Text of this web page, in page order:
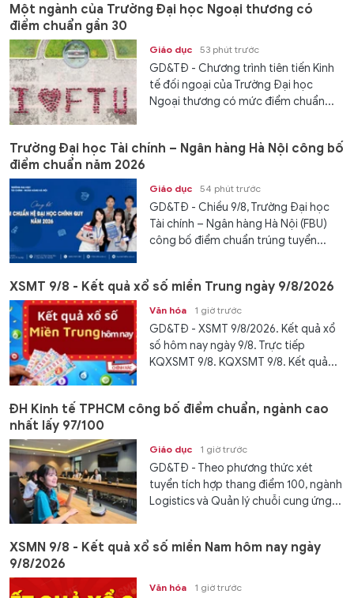
Một ngành của Trường Đại học Ngoại thương có
điểm chuẩn gần 30
Giáo dục 53 phút trước
GD&TĐ - Chương trình tiên tiến Kinh
tế đối ngoại của Trường Đại học
Ngoại thương có mức điểm chuẩn...
Trường Đại học Tài chính – Ngân hàng Hà Nội công bố
điểm chuẩn năm 2026
Giáo dục 54 phút trước
GD&TĐ - Chiều 9/8, Trường Đại học
Tài chính – Ngân hàng Hà Nội (FBU)
công bố điểm chuẩn trúng tuyển...
XSMT 9/8 - Kết quả xổ số miền Trung ngày 9/8/2026
Văn hóa 1 giờ trước
GD&TĐ - XSMT 9/8/2026. Kết quả xổ
số hôm nay ngày 9/8. Trực tiếp
KQXSMT 9/8. KQXSMT 9/8. Kết quả...
ĐH Kinh tế TPHCM công bố điểm chuẩn, ngành cao
nhất lấy 97/100
Giáo dục 1 giờ trước
GD&TĐ - Theo phương thức xét
tuyển tích hợp thang điểm 100, ngành
Logistics và Quản lý chuỗi cung ứng...
XSMN 9/8 - Kết quả xổ số miền Nam hôm nay ngày
9/8/2026
Văn hóa 1 giờ trước